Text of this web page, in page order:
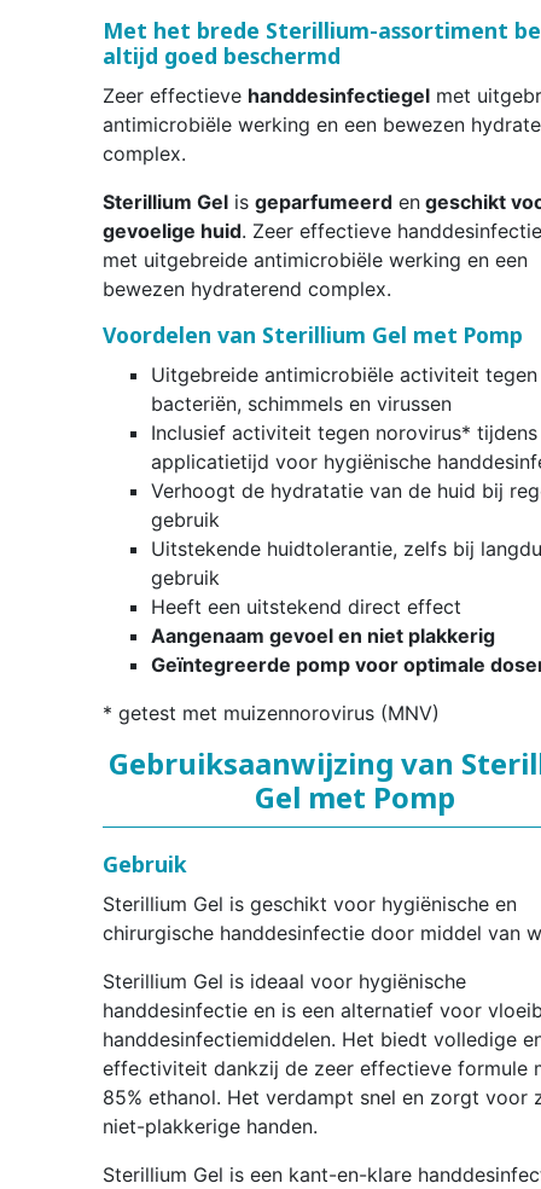
Met het brede Sterillium-assortiment
altijd goed beschermd
Zeer effectieve handdesinfectiegelmet
antimicrobiële werking en een bewezen
complex.
Sterillium Gelis geparfumeerdengeschikt
gevoelige huid. Zeer effectieve
met uitgebreide antimicrobiële werking en een
bewezen hydraterend complex.
Voordelen van Sterillium Gel met Pomp
Uitgebreide antimicrobiële activiteit tegen
bacteriën, schimmels en virussen
Inclusief activiteit tegen norovirus* tijdens
applicatietijd voor hygiënische
Verhoogt de hydratatie van de huid bij
gebruik
Uitstekende huidtolerantie, zelfs bij
gebruik
Heeft een uitstekend direct effect
Aangenaam gevoel en niet plakkerig
Geïntegreerde pomp voor optimale
* getest met muizennorovirus (MNV)
Gebruiksaanwijzing van
Gel met Pomp
Gebruik
Sterillium Gel is geschikt voor hygiënische en
chirurgische handdesinfectie door middel van
Sterillium Gel is ideaal voor hygiënische
handdesinfectie en is een alternatief voor
handdesinfectiemiddelen. Het biedt volledige
effectiviteit dankzij de zeer effectieve formule
85% ethanol. Het verdampt snel en zorgt voor
niet-plakkerige handen.
Sterillium Gel is een kant-en-klare